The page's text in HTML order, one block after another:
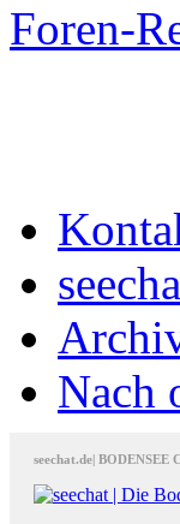
Foren-
Nach
seechat.de| BODENSEE